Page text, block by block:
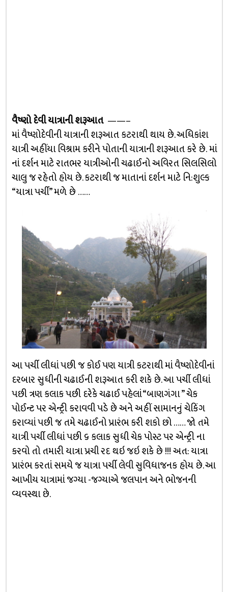
વૈષ્ણો દેવી યાત્રાની શરૂઆત——–
માં વૈષ્ણોદેવીની યાત્રાની શરૂઆત કટરાથી થાય છે. અધિકાંશ
યાત્રી અહીંયા વિશ્રામ કરીને પોતાની યાત્રાની શરૂઆત કરે છે. માં
નાં દર્શન માટે રાતભર યાત્રીઓની ચઢાઈનો અવિરત સિલસિલો
ચાલુ જ રહેતો હોય છે. કટરાથી જ માતાનાં દર્શન માટે નિ:શુલ્ક
“યાત્રા પર્ચી” મળે છે ……
આ પર્ચી લીધાં પછી જ કોઈ પણ યાત્રી કટરાથી માં વૈષ્ણોદેવીનાં
દરબાર સુધીની ચઢાઈની શરૂઆત કરી શકે છે. આ પર્ચી લીધાં
પછી ત્રણ કલાક પછી દરેકે ચઢાઈ પહેલાં “બાણગંગા ” ચેક
પોઈન્ટ પર એન્ટ્રી કરાવવી પડે છે અને અહીં સામાનનું ચેકિંગ
કરાવ્યાં પછી જ તમે ચઢાઈનો પ્રારંભ કરી શકો છો …… જો તમે
યાત્રી પર્ચી લીધાં પછી ૬ કલાક સુધી ચેક પોસ્ટ પર એન્ટ્રી ના
કરવો તો તમારી યાત્રા પ્રચી રદ થઇ જઇ શકે છે !!! અત: યાત્રા
પ્રારંભ કરતાં સમયે જ યાત્રા પર્ચી લેવી સુવિધાજનક હોય છે. આ
આખીય યાત્રામાં જગ્યા -જગ્યાએ જલપાન અને ભોજનની
વ્યવસ્થા છે.